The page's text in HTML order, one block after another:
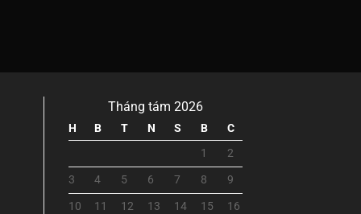
Tháng tám 2026
H B T N S B
C
1
2
3
4 5 6 7 8
9
10
11 12 13 14 15
16